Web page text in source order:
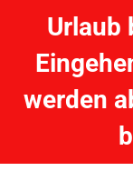
werden
CORMORAN K-